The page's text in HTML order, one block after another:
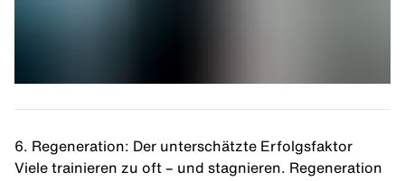
6. Regeneration: Der unterschätzte Erfolgsfaktor
Viele trainieren zu oft – und stagnieren. Regeneration